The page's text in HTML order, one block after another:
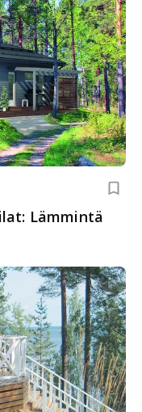
Lämmintä